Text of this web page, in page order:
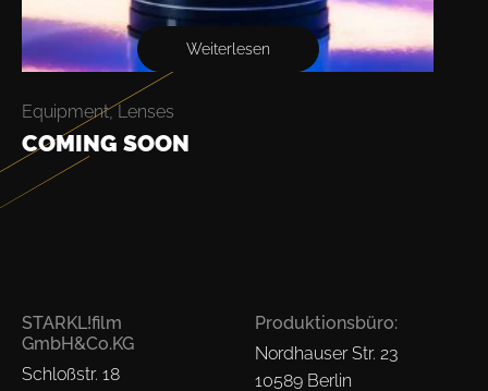
Weiterlesen
Equipment,Lenses
COMING SOON
STARKL!film
GmbH&Co.KG
Schloßstr. 18
Produktionsbüro:
Nordhauser Str. 23
10589 Berlin